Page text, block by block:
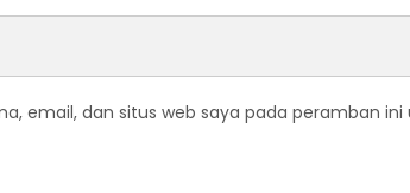
email, dan situs web saya pada peramban